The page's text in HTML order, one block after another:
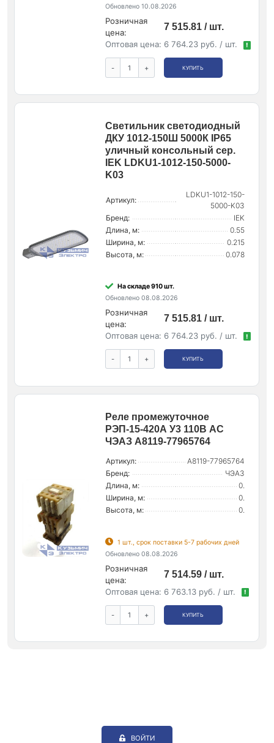
Обновлено 10.08.2026
Розничная
цена:
7 515.81 / шт.
Оптовая цена: 6 764.23 руб. / шт. !
- + КУПИТЬ
Светильник светодиодный
ДКУ 1012-150Ш 5000К IP65
уличный консольный сер.
IEK LDKU1-1012-150-5000-
K03
Артикул:
LDKU1-1012-150-
5000-K03
Бренд:
IEK
Длина, м:
0.55
Ширина, м:
0.215
Высота, м:
0.078
На складе 910 шт.
Обновлено 08.08.2026
Розничная
цена:
7 515.81 / шт.
Оптовая цена: 6 764.23 руб. / шт. !
- + КУПИТЬ
Реле промежуточное
РЭП-15-420А У3 110В AC
ЧЭАЗ A8119-77965764
Артикул:
A8119-77965764
Бренд:
ЧЭАЗ
Длина, м:
0.
Ширина, м:
0.
Высота, м:
0.
1 шт., срок поставки 5-7 рабочих дней
Обновлено 08.08.2026
Розничная
цена:
7 514.59 / шт.
Оптовая цена: 6 763.13 руб. / шт. !
- + КУПИТЬ
ВОЙТИ